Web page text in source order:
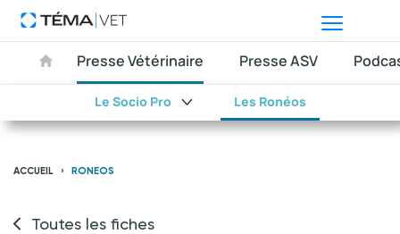
Presse Vétérinaire
Le Socio Pro Les Ronéos
Presse ASV
ACCUEIL RONEOS
Toutes les fiches